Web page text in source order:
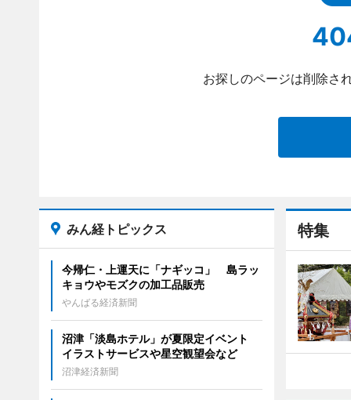
お探しのページは削除さ
特集
みん経トピックス
今帰仁・上運天に「ナギッコ」 島ラッ
キョウやモズクの加工品販売
やんばる経済新聞
沼津「淡島ホテル」が夏限定イベント
イラストサービスや星空観望会など
沼津経済新聞